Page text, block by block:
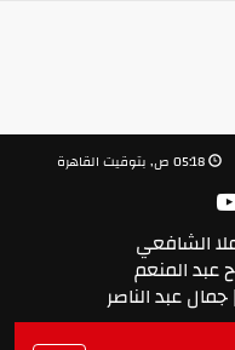
05:18 ص, بتوقيت القاهرة
الشافعي
عبد المنعم
عبد الناصر